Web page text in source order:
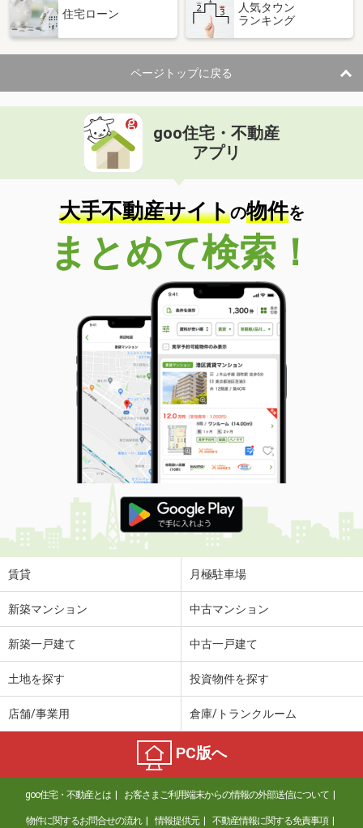
住宅ローン
人気タウン
ランキング
ページトップに戻る
goo住宅・不動産
アプリ
大手不動産サイトの物件を
まとめて検索！
賃貸 月極駐車場
新築マンション 中古マンション
新築一戸建て 中古一戸建て
土地を探す 投資物件を探す
店舗/事業用 倉庫/トランクルーム
PC版へ
goo住宅・不動産とは お客さまご利用端末からの情報の外部送信について
物件に関するお問合せの流れ 情報提供元 不動産情報に関する免責事項